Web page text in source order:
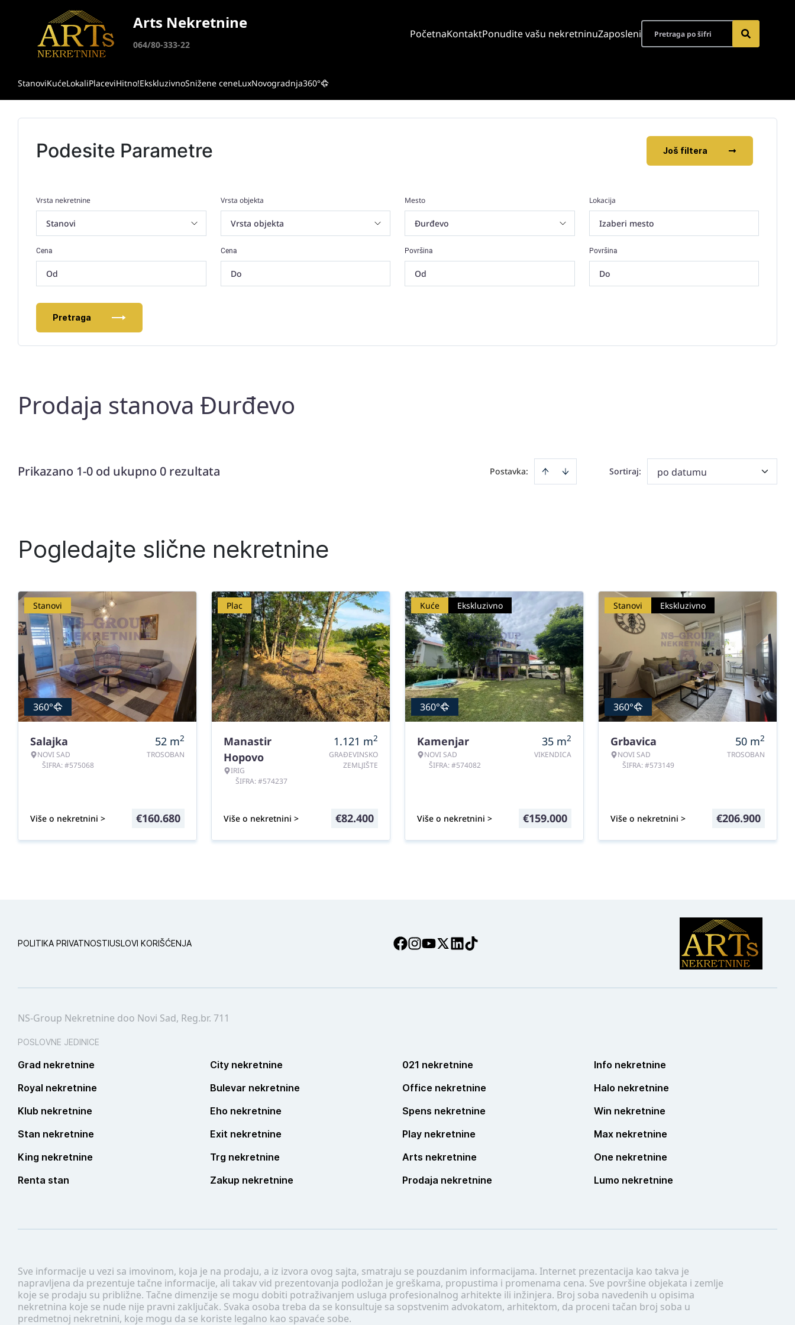
Arts Nekretnine
064/80-333-22
PočetnaKontaktPonudite vašu nekretninuZaposleni
StanoviKućeLokaliPlaceviHitno!EkskluzivnoSnižene ceneLuxNovogradnja360°
Podesite Parametre Još filtera
Vrsta nekretnine Vrsta objekta Mesto Lokacija
Izaberi mesto
Cena Cena Površina Površina
Pretraga
Prodaja stanova Đurđevo
Prikazano 1-0 od ukupno 0 rezultata Postavka: Sortiraj: po datumu
Pogledajte slične nekretnine
Stanovi
360°
Salajka
NOVI SAD
ŠIFRA: #575068
52 m2
TROSOBAN
Više o nekretnini > €160.680
Plac
Manastir
Hopovo
IRIG
ŠIFRA: #574237
1.121 m2
GRAĐEVINSKO
ZEMLJIŠTE
Više o nekretnini > €82.400
Kuće Ekskluzivno
360°
Kamenjar
NOVI SAD
ŠIFRA: #574082
35 m2
VIKENDICA
Više o nekretnini > €159.000
Stanovi Ekskluzivno
360°
Grbavica
NOVI SAD
ŠIFRA: #573149
50 m2
TROSOBAN
Više o nekretnini > €206.900
POLITIKA PRIVATNOSTIUSLOVI KORIŠĆENJA
Sve informacije u vezi sa imovinom, koja je na prodaju, a iz izvora ovog sajta, smatraju se pouzdanim informacijama. Internet prezentacija kao takva je
napravljena da prezentuje tačne informacije, ali takav vid prezentovanja podložan je greškama, propustima i promenama cena. Sve površine objekata i zemlje
koje se prodaju su približne. Tačne dimenzije se mogu dobiti potraživanjem usluga profesionalnog arhitekte ili inžinjera. Broj soba navedenih u opisima
nekretnina koje se nude nije pravni zaključak. Svaka osoba treba da se konsultuje sa sopstvenim advokatom, arhitektom, da proceni tačan broj soba u
predmetnoj nekretnini, koje mogu da se koriste legalno kao spavaće sobe.
NS-Group Nekretnine doo Novi Sad, Reg.br. 711
POSLOVNE JEDINICE
Grad nekretnine City nekretnine 021 nekretnine
Info nekretnine
Royal nekretnine
Bulevar nekretnine Office nekretnine
Halo nekretnine
Klub nekretnine
Eho nekretnine Spens nekretnine
Win nekretnine
Stan nekretnine
Exit nekretnine Play nekretnine
Max nekretnine
King nekretnine
Trg nekretnine Arts nekretnine
One nekretnine
Renta stan
Zakup nekretnine Prodaja nekretnine Lumo nekretnine